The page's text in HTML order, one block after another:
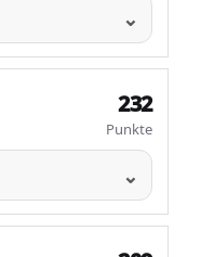
232
Punkte